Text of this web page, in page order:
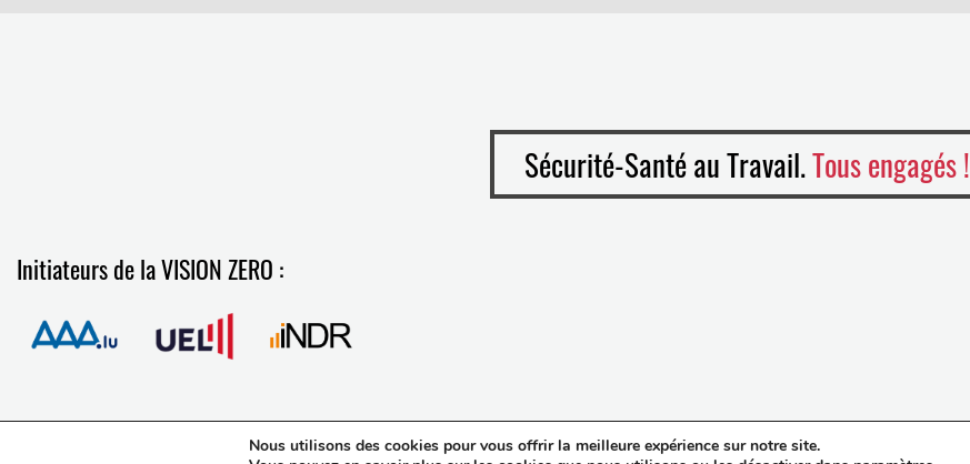
Sécurité-Santé au Travail.Tous engagés !
Initiateurs de la VISION ZERO :
Nous utilisons des cookies pour vous offrir la meilleure expérience sur notre site.